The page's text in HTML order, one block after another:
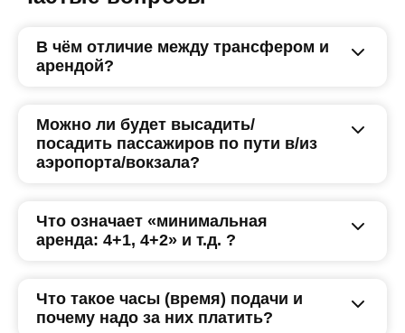
В чём отличие между трансфером и
арендой?
Можно ли будет высадить/
посадить пассажиров по пути в/из
аэропорта/вокзала?
Что означает «минимальная
аренда: 4+1, 4+2» и т.д. ?
Что такое часы (время) подачи и
почему надо за них платить?